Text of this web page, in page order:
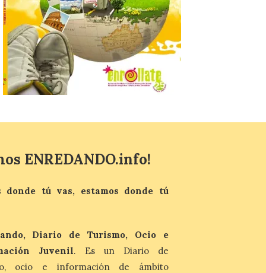
6 Ago 2026
La programación
incorpora un amplio
calendario de actividades
de animación dirigidas a
todos los públicos. La
Bañeza inauguró en la tarde de este
martes 4 de agosto una nueva edición de
Un viaje a la Antigüedad:
el Museo del Prado
obras de su Colección de
inspiración clásica
Al hilo del estreno de La
Odisea de Christopher
Nolan. La pieza de vídeo
reúne una selección de
ENREDANDO.info!
donde tú vas, estamos donde tú
Diario de Turismo, Ocio e
Juvenil. Es un Diario de
ocio e información de ámbito